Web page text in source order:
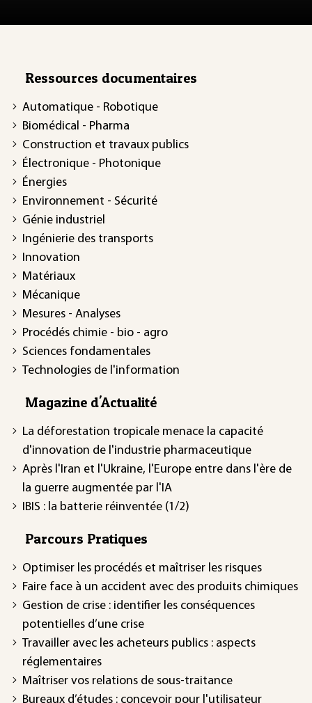
Ressources documentaires
Automatique - Robotique
Biomédical - Pharma
Construction et travaux publics
Électronique - Photonique
Énergies
Environnement - Sécurité
Génie industriel
Ingénierie des transports
Innovation
Matériaux
Mécanique
Mesures - Analyses
Procédés chimie - bio - agro
Sciences fondamentales
Technologies de l'information
Magazine d'Actualité
La déforestation tropicale menace la capacité
d'innovation de l'industrie pharmaceutique
Après l'Iran et l'Ukraine, l'Europe entre dans l'ère de
la guerre augmentée par l'IA
IBIS : la batterie réinventée (1/2)
Parcours Pratiques
Optimiser les procédés et maîtriser les risques
Faire face à un accident avec des produits chimiques
Gestion de crise : identifier les conséquences
potentielles d’une crise
Travailler avec les acheteurs publics : aspects
réglementaires
Maîtriser vos relations de sous-traitance
Bureaux d’études : concevoir pour l'utilisateur